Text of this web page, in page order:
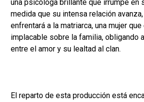
una psicóloga brillante que irrumpe en
medida que su intensa relación
enfrentará a la matriarca, una mujer que
implacable sobre la familia, obligando
entre el amor y su lealtad al clan.
El reparto de esta producción está